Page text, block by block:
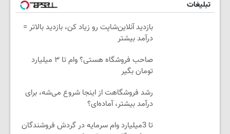
تبلیغات
بازدید آنلاین‌شاپت رو زیاد کن، بازدید بالاتر =
درآمد بیشتر
صاحب فروشگاه هستی؟ وام تا ۳ میلیارد
تومان بگیر
رشد فروشگاهت از اینجا شروع می‌شه، برای
درآمد بیشتر، آماده‌ای؟
تا 3میلیارد وام سرمایه در گردش فروشندگان